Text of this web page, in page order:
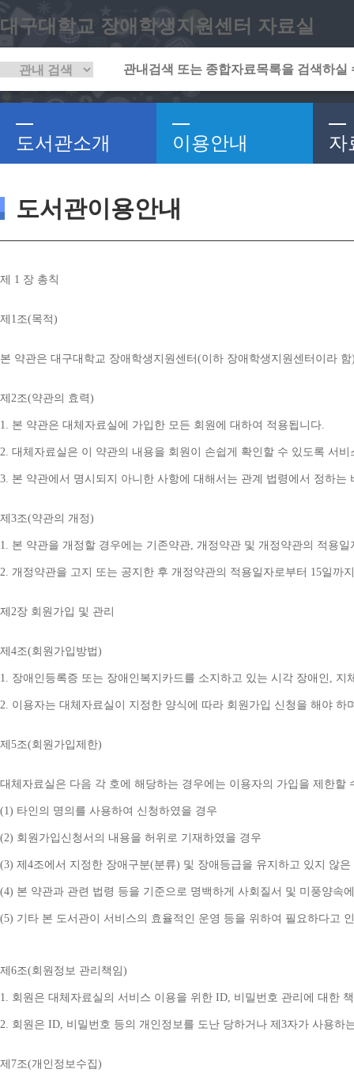
대구대학교 장애학생지원센터 자료실
도서관소개 이용안내 자
도서관이용안내
제 1 장 총칙
제 1조(목적)
본 약관은 대구대학교 장애학생지원센터 (이하 장애학생지원센터이라 함
제 2조(약관의 효력)
1. 본 약관은 대체자료실에 가입한 모든 회원에 대하여 적용됩니다.
2. 대체자료실은 이 약관의 내용을 회원이 손쉽게 확인할 수 있도록 서
3. 본 약관에서 명시되지 아니한 사항에 대해서는 관계 법령에서 정하는
제 3조(약관의 개정)
1. 본 약관을 개정할 경우에는 기존약관, 개정약관 및 개정약관의 적용
2. 개정약관을 고지 또는 공지한 후 개정약관의 적용일자로부터 15일까
제 2장 회원가입 및 관리
제 4조(회원가입방법)
1. 장애인등록증 또는 장애인복지카드를 소지하고 있는 시각 장애인 , 지
2. 이용자는 대체자료실이 지정한 양식에 따라 회원가입 신청을 해야 하
제 5조(회원가입제한)
대체자료실은 다음 각 호에 해당하는 경우에는 이용자의 가입을 제한할
(1) 타인의 명의를 사용하여 신청하였을 경우
(2) 회원가입신청서의 내용을 허위로 기재하였을 경우
(3) 제 4조에서 지정한 장애구분(분류) 및 장애등급을 유지하고 있지 않은
(4) 본 약관과 관련 법령 등을 기준으로 명백하게 사회질서 및 미풍양속
(5) 기타 본 도서관이 서비스의 효율적인 운영 등을 위하여 필요하다고
제 6조(회원정보 관리책임)
1. 회원은 대체자료실의 서비스 이용을 위한 ID, 비밀번호 관리에 대한
2. 회원은 ID, 비밀번호 등의 개인정보를 도난 당하거나 제 3자가 사용하
제 7조(개인정보수집)